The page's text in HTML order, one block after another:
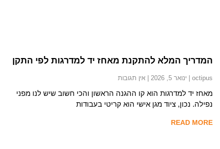
המדריך המלא להתקנת מאחז יד למדרגות לפי התקן
octipus ינואר 5, 2026 אין תגובות
מאחז יד למדרגות הוא קו ההגנה הראשון והכי חשוב שיש לנו מפני
נפילה. נכון, ציוד מגן אישי הוא קריטי בעבודות
READ MORE